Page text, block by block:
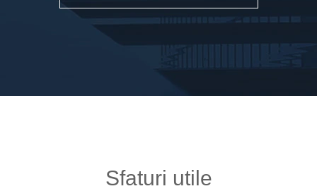
Sfaturi utile